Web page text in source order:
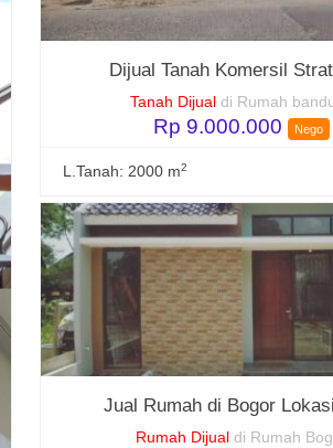
Dijual Tanah Komersil
Tanah Dijual di Rumah
Rp 9.000.000 Nego
L.Tanah: 2000 m2
Jual Rumah di Bogor
Rumah Dijual di Rumah